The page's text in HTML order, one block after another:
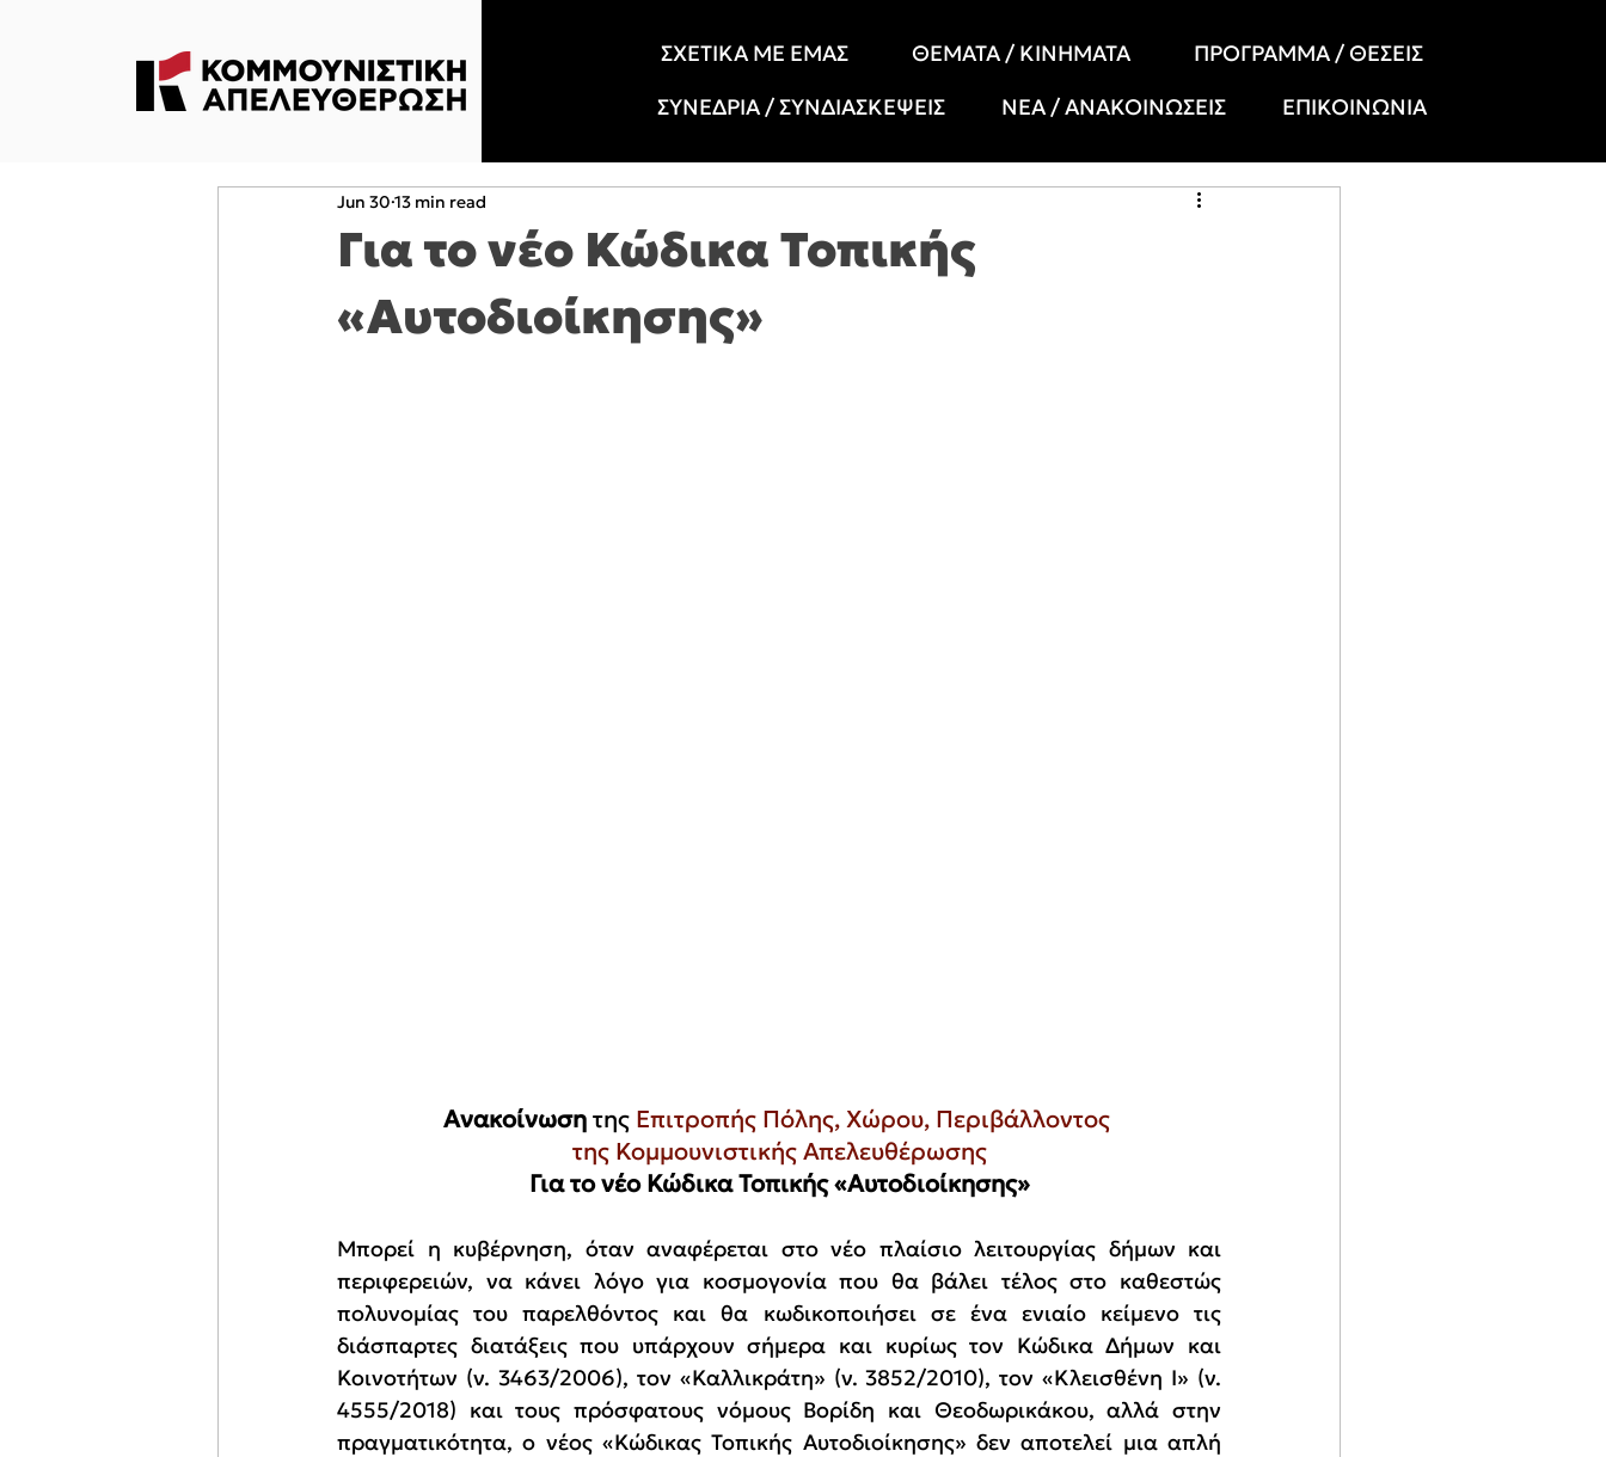
ΣΧΕΤΙΚΑ ΜΕ ΕΜΑΣ ΘΕΜΑΤΑ / ΚΙΝΗΜΑΤΑ
ΠΡΟΓΡΑΜΜΑ / ΘΕΣΕΙΣ
ΣΥΝΕΔΡΙΑ / ΣΥΝΔΙΑΣΚΕΨΕΙΣ
ΝΕΑ / ΑΝΑΚΟΙΝΩΣΕΙΣ ΕΠΙΚΟΙΝΩΝΙΑ
Για το νέο Κώδικα Τοπικής
«Αυτοδιοίκησης»
Jun 30 13 min read
Ανακοίνωση της Επιτροπής Πόλης, Χώρου, Περιβάλλοντος
της Κομμουνιστικής Απελευθέρωσης
Για το νέο Κώδικα Τοπικής «Αυτοδιοίκησης»
Μπορεί η κυβέρνηση, όταν αναφέρεται στο νέο πλαίσιο λειτουργίας δήμων και
περιφερειών, να κάνει λόγο για κοσμογονία που θα βάλει τέλος στο καθεστώς
πολυνομίας του παρελθόντος και θα κωδικοποιήσει σε ένα ενιαίο κείμενο τις
διάσπαρτες διατάξεις που υπάρχουν σήμερα και κυρίως τον Κώδικα Δήμων και
Κοινοτήτων (ν. 3463/2006), τον «Καλλικράτη» (ν. 3852/2010), τον «Κλεισθένη Ι» (ν.
4555/2018) και τους πρόσφατους νόμους Βορίδη και Θεοδωρικάκου, αλλά στην
πραγματικότητα, ο νέος «Κώδικας Τοπικής Αυτοδιοίκησης» δεν αποτελεί μια απλή